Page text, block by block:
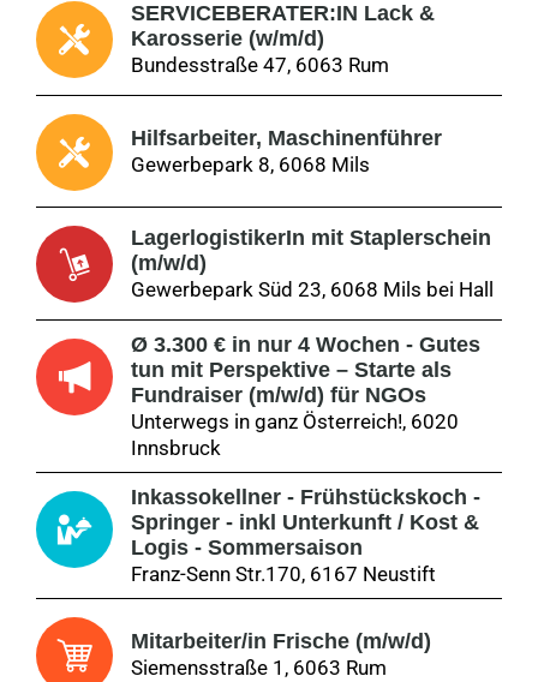
SERVICEBERATER:IN Lack &
Karosserie (w/m/d)
Bundesstraße 47, 6063 Rum
Hilfsarbeiter, Maschinenführer
Gewerbepark 8, 6068 Mils
LagerlogistikerIn mit Staplerschein
(m/w/d)
Gewerbepark Süd 23, 6068 Mils bei Hall
Ø 3.300 € in nur 4 Wochen - Gutes
tun mit Perspektive – Starte als
Fundraiser (m/w/d) für NGOs
Unterwegs in ganz Österreich!, 6020
Innsbruck
Inkassokellner - Frühstückskoch -
Springer - inkl Unterkunft / Kost &
Logis - Sommersaison
Franz-Senn Str.170, 6167 Neustift
Mitarbeiter/in Frische (m/w/d)
Siemensstraße 1, 6063 Rum